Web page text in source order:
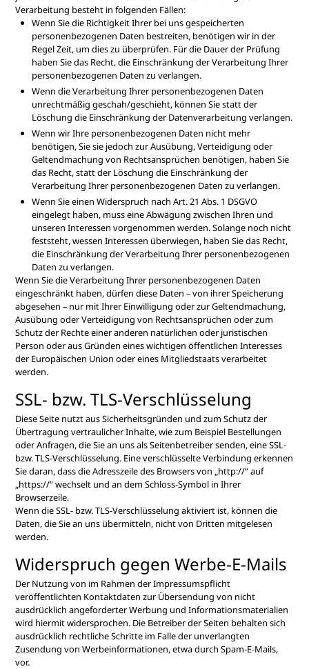
Verarbeitung besteht in folgenden Fällen:
Wenn Sie die Richtigkeit Ihrer bei uns gespeicherten
personenbezogenen Daten bestreiten, benötigen wir in der
Regel Zeit, um dies zu überprüfen. Für die Dauer der Prüfung
haben Sie das Recht, die Einschränkung der Verarbeitung Ihrer
personenbezogenen Daten zu verlangen.
Wenn die Verarbeitung Ihrer personenbezogenen Daten
unrechtmäßig geschah/geschieht, können Sie statt der
Löschung die Einschränkung der Datenverarbeitung verlangen.
Wenn wir Ihre personenbezogenen Daten nicht mehr
benötigen, Sie sie jedoch zur Ausübung, Verteidigung oder
Geltendmachung von Rechtsansprüchen benötigen, haben Sie
das Recht, statt der Löschung die Einschränkung der
Verarbeitung Ihrer personenbezogenen Daten zu verlangen.
Wenn Sie einen Widerspruch nach Art. 21 Abs. 1 DSGVO
eingelegt haben, muss eine Abwägung zwischen Ihren und
unseren Interessen vorgenommen werden. Solange noch nicht
feststeht, wessen Interessen überwiegen, haben Sie das Recht,
die Einschränkung der Verarbeitung Ihrer personenbezogenen
Daten zu verlangen.
Wenn Sie die Verarbeitung Ihrer personenbezogenen Daten
eingeschränkt haben, dürfen diese Daten – von ihrer Speicherung
abgesehen – nur mit Ihrer Einwilligung oder zur Geltendmachung,
Ausübung oder Verteidigung von Rechtsansprüchen oder zum
Schutz der Rechte einer anderen natürlichen oder juristischen
Person oder aus Gründen eines wichtigen öffentlichen Interesses
der Europäischen Union oder eines Mitgliedstaats verarbeitet
werden.
SSL- bzw. TLS-Verschlüsselung
Diese Seite nutzt aus Sicherheitsgründen und zum Schutz der
Übertragung vertraulicher Inhalte, wie zum Beispiel Bestellungen
oder Anfragen, die Sie an uns als Seitenbetreiber senden, eine SSL-
bzw. TLS-Verschlüsselung. Eine verschlüsselte Verbindung erkennen
Sie daran, dass die Adresszeile des Browsers von „http://“ auf
„https://“ wechselt und an dem Schloss-Symbol in Ihrer
Browserzeile.
Wenn die SSL- bzw. TLS-Verschlüsselung aktiviert ist, können die
Daten, die Sie an uns übermitteln, nicht von Dritten mitgelesen
werden.
Widerspruch gegen Werbe-E-Mails
Der Nutzung von im Rahmen der Impressumspflicht
veröffentlichten Kontaktdaten zur Übersendung von nicht
ausdrücklich angeforderter Werbung und Informationsmaterialien
wird hiermit widersprochen. Die Betreiber der Seiten behalten sich
ausdrücklich rechtliche Schritte im Falle der unverlangten
Zusendung von Werbeinformationen, etwa durch Spam-E-Mails,
vor.